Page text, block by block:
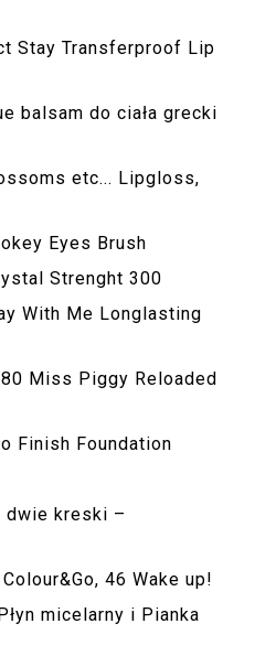
Stay Transferproof Lip
balsam do ciała grecki
etc... Lipgloss,
Eyes Brush
Strenght 300
With Me Longlasting
Miss Piggy Reloaded
Finish Foundation
dwie kreski –
46 Wake up!
micelarny i Pianka